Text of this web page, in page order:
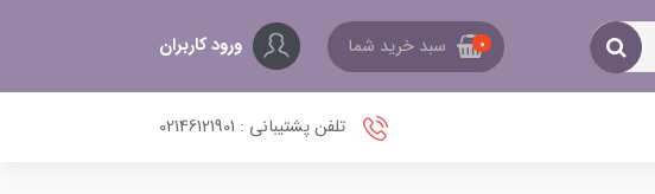
0 سبد خرید شما ورود کاربران
تلفن پشتیبانی : 02146121901